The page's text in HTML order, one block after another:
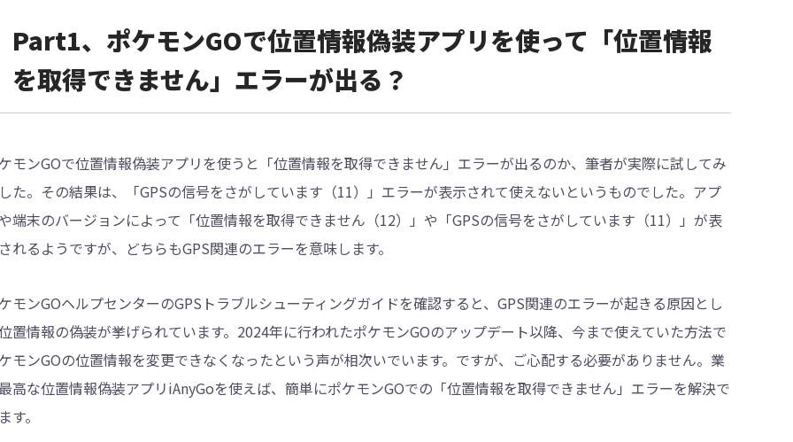
Part1、ポケモンGOで位置情報偽装アプリを使って「位置情報
を取得できません」エラーが出る？
モンGOで位置情報偽装アプリを使うと「位置情報を取得できません」エラーが出るのか、筆者が実際に試してみ
た。その結果は、「GPSの信号をさがしています（11）」エラーが表示されて使えないというものでした。アプ
端末のバージョンによって「位置情報を取得できません（12）」や「GPSの信号をさがしています（11）」が表
れるようですが、どちらもGPS関連のエラーを意味します。
モンGOヘルプセンターのGPSトラブルシューティングガイドを確認すると、GPS関連のエラーが起きる原因とし
置情報の偽装が挙げられています。2024年に行われたポケモンGOのアップデート以降、今まで使えていた方法で
モンGOの位置情報を変更できなくなったという声が相次いでいます。ですが、ご心配する必要がありません。業
高な位置情報偽装アプリiAnyGoを使えば、簡単にポケモンGOでの「位置情報を取得できません」エラーを解決で
す。